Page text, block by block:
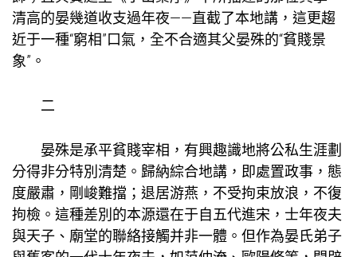
清高的晏幾道收支過年夜——直截了本地講，這更趨
近于一種“窮相”口氣，全不合適其父晏殊的“貧賤景
象”。
二
晏殊是承平貧賤宰相，有興趣識地將公私生涯劃
分得非分特別清楚。歸納綜合地講，即處置政事，態
度嚴肅，剛峻難擋；退居游燕，不受拘束放浪，不復
拘檢。這種差別的本源還在于自五代進宋，士年夜夫
與天子、廟堂的聯絡接觸并非一體。但作為晏氏弟子